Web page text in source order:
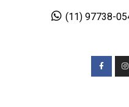
(11) 97738-